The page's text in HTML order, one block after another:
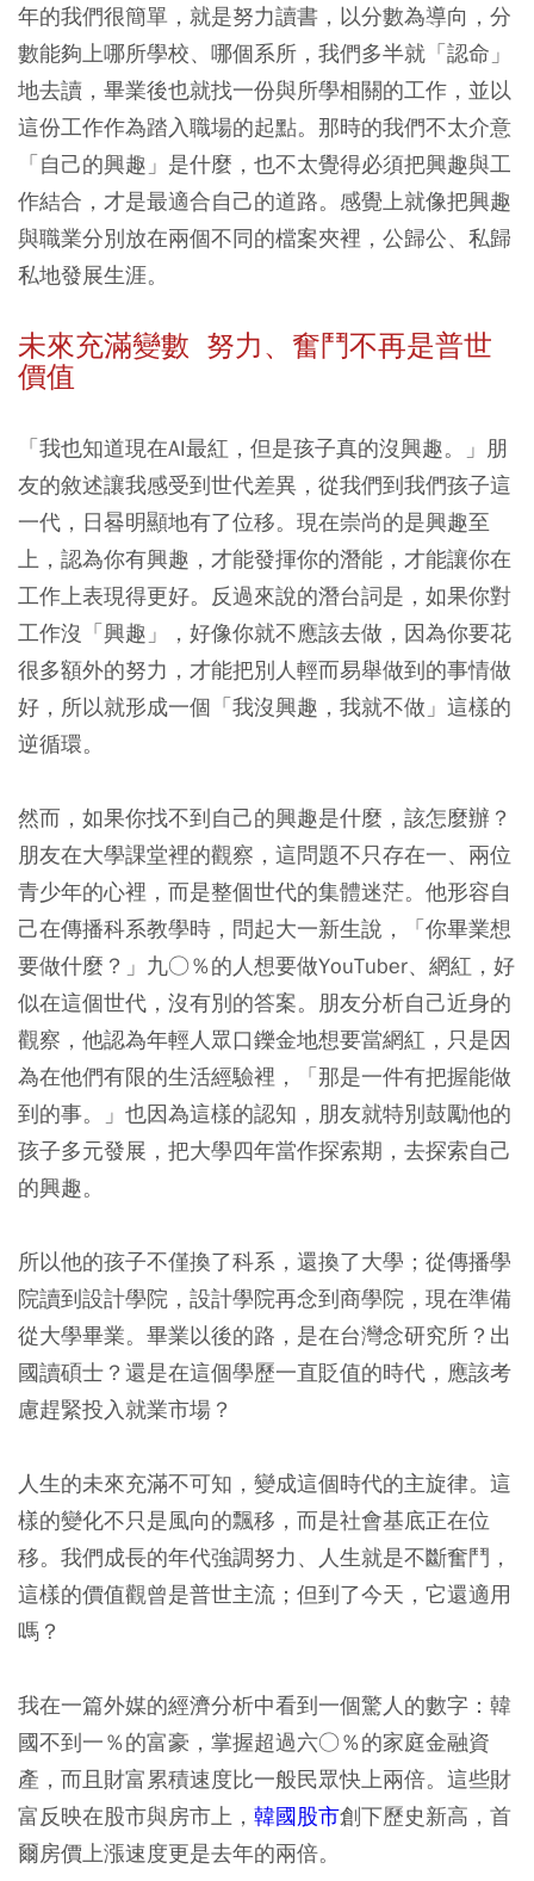
年的我們很簡單，就是努力讀書，以分數為導向，分
數能夠上哪所學校、哪個系所，我們多半就「認命」
地去讀，畢業後也就找一份與所學相關的工作，並以
這份工作作為踏入職場的起點。那時的我們不太介意
「自己的興趣」是什麼，也不太覺得必須把興趣與工
作結合，才是最適合自己的道路。感覺上就像把興趣
與職業分別放在兩個不同的檔案夾裡，公歸公、私歸
私地發展生涯。
未來充滿變數 努力、奮鬥不再是普世
價值
「我也知道現在AI最紅，但是孩子真的沒興趣。」朋
友的敘述讓我感受到世代差異，從我們到我們孩子這
一代，日晷明顯地有了位移。現在崇尚的是興趣至
上，認為你有興趣，才能發揮你的潛能，才能讓你在
工作上表現得更好。反過來說的潛台詞是，如果你對
工作沒「興趣」，好像你就不應該去做，因為你要花
很多額外的努力，才能把別人輕而易舉做到的事情做
好，所以就形成一個「我沒興趣，我就不做」這樣的
逆循環。
然而，如果你找不到自己的興趣是什麼，該怎麼辦？
朋友在大學課堂裡的觀察，這問題不只存在一、兩位
青少年的心裡，而是整個世代的集體迷茫。他形容自
己在傳播科系教學時，問起大一新生說，「你畢業想
要做什麼？」九○％的人想要做YouTuber、網紅，好
似在這個世代，沒有別的答案。朋友分析自己近身的
觀察，他認為年輕人眾口鑠金地想要當網紅，只是因
為在他們有限的生活經驗裡，「那是一件有把握能做
到的事。」也因為這樣的認知，朋友就特別鼓勵他的
孩子多元發展，把大學四年當作探索期，去探索自己
的興趣。
所以他的孩子不僅換了科系，還換了大學；從傳播學
院讀到設計學院，設計學院再念到商學院，現在準備
從大學畢業。畢業以後的路，是在台灣念研究所？出
國讀碩士？還是在這個學歷一直貶值的時代，應該考
慮趕緊投入就業市場？
人生的未來充滿不可知，變成這個時代的主旋律。這
樣的變化不只是風向的飄移，而是社會基底正在位
移。我們成長的年代強調努力、人生就是不斷奮鬥，
這樣的價值觀曾是普世主流；但到了今天，它還適用
嗎？
我在一篇外媒的經濟分析中看到一個驚人的數字：韓
國不到一％的富豪，掌握超過六○％的家庭金融資
產，而且財富累積速度比一般民眾快上兩倍。這些財
富反映在股市與房市上， 韓國股市創下歷史新高，首
爾房價上漲速度更是去年的兩倍。